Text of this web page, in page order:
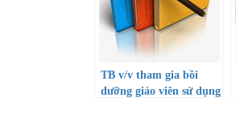
TB v/v tham gia bồi
dưỡng giáo viên sử dụng